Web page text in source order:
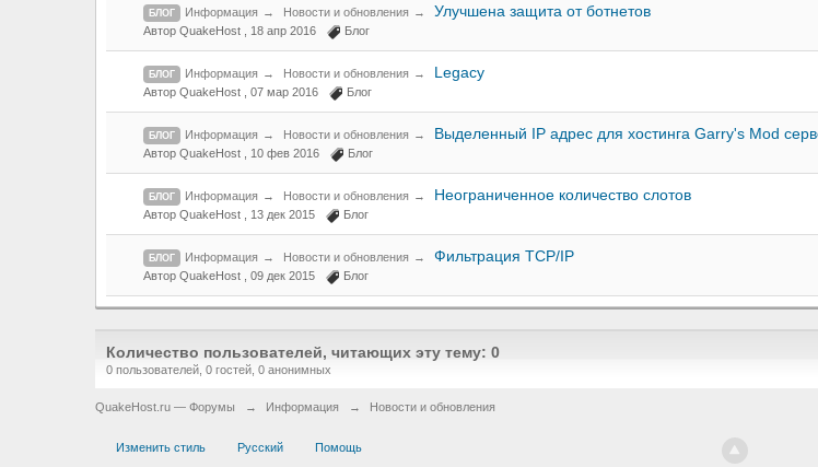
БЛОГ Информация → Новости и обновления → Улучшена защита от ботнетов
Автор QuakeHost , 18 апр 2016 Блог
БЛОГ Информация → Новости и обновления → Legacy
Автор QuakeHost ,07 мар 2016 Блог
БЛОГ Информация → Новости и обновления → Выделенный IP адрес для хостинга Garry's Mod
Автор QuakeHost , 10 фев 2016 Блог
БЛОГ Информация → Новости и обновления → Неограниченное количество слотов
Автор QuakeHost , 13 дек 2015 Блог
БЛОГ Информация → Новости и обновления → Фильтрация TCP/IP
Автор QuakeHost ,09 дек 2015 Блог
Количество пользователей, читающих эту тему: 0
0 пользователей, 0 гостей, 0 анонимных
QuakeHost.ru — Форумы → Информация → Новости и обновления
Изменить стиль Русский Помощь